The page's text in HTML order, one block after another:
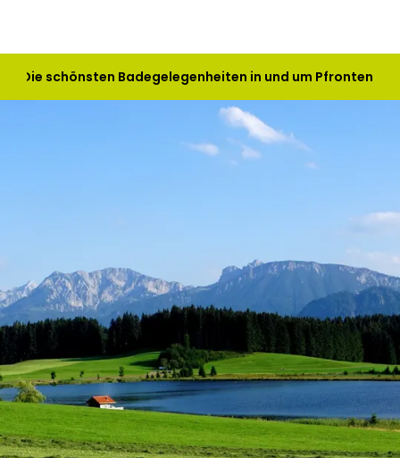
Die schönsten Badegelegenheiten in und um Pfronten